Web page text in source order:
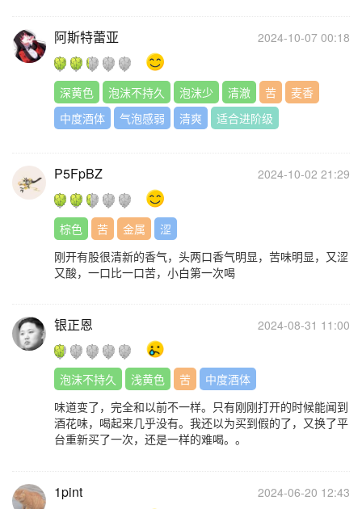
阿斯特蕾亚 2024-10-07 00:18
深黄色 泡沫不持久 泡沫少 清澈 苦
麦香
中度酒体
气泡感弱 清爽 适合进阶级
P5FpBZ 2024-10-02 21:29
棕色 苦 金属
涩
刚开有股很清新的香气，头两口香气明显，苦味明显，又涩
又酸，一口比一口苦，小白第一次喝
银正恩 2024-08-31 11:00
泡沫不持久 浅黄色 苦
中度酒体
味道变了，完全和以前不一样。只有刚刚打开的时候能闻到
酒花味，喝起来几乎没有。我还以为买到假的了，又换了平
台重新买了一次，还是一样的难喝。。
1pint 2024-06-20 12:43